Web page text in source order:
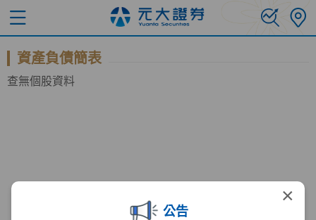
×
公告
資產負債簡表
查無個股資料